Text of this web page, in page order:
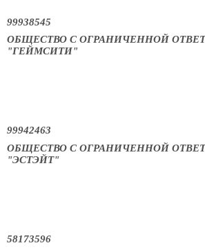
99938545
ОБЩЕСТВО С ОГРАНИЧЕННОЙ
"ГЕЙМСИТИ"
99942463
ОБЩЕСТВО С ОГРАНИЧЕННОЙ
"ЭСТЭЙТ"
58173596